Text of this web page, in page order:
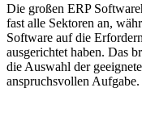
Die großen ERP
fast alle Sektoren an,
Software auf die
ausgerichtet haben. Das
die Auswahl der
anspruchsvollen Aufgabe.